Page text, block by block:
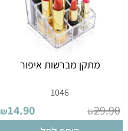
מתקן מברשות איפור
1046
₪29.90
₪14.90